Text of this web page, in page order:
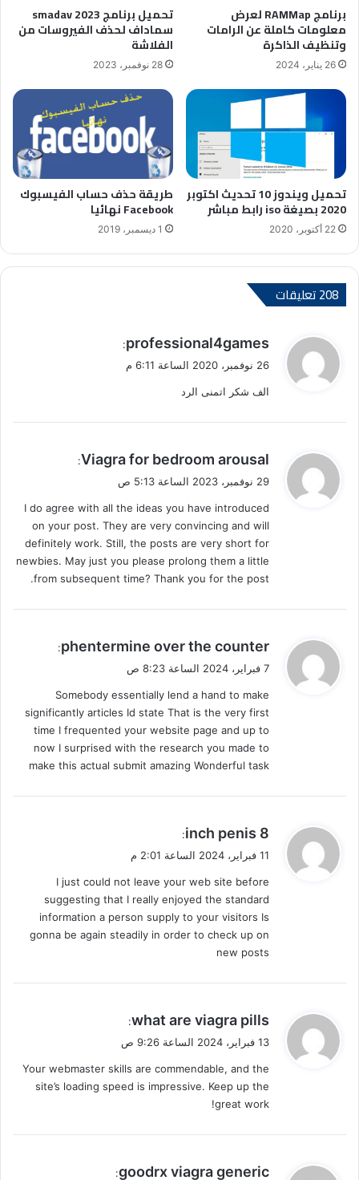
برنامج RAMMap لعرض
معلومات كاملة عن الرامات
وتنظيف الذاكرة
26 يناير، 2024
تحميل برنامج smadav 2023
سماداف لحذف الفيروسات من
الفلاشة
28 نوفمبر، 2023
تحميل ويندوز 10 تحديث اكتوبر
2020 بصيغة iso رابط مباشر
22 أكتوبر، 2020
طريقة حذف حساب الفيسبوك
Facebook نهائيا
1 ديسمبر، 2019
‫208 تعليقات
ي
ق
ل
professional4games
:
26 نوفمبر، 2020 الساعة 6:11 م
الف شكر اتمنى الرد
ي
ق
ل
Viagra for bedroom arousal
:
29 نوفمبر، 2023 الساعة 5:13 ص
I do agree with all the ideas you have introduced
on your post. They are very convincing and will
definitely work. Still, the posts are very short for
newbies. May just you please prolong them a little
from subsequent time? Thank you for the post.
ي
ق
ل
phentermine over the counter
:
7 فبراير، 2024 الساعة 8:23 ص
Somebody essentially lend a hand to make
significantly articles Id state That is the very first
time I frequented your website page and up to
now I surprised with the research you made to
make this actual submit amazing Wonderful task
ي
ق
ل
8 inch penis
:
11 فبراير، 2024 الساعة 2:01 م
I just could not leave your web site before
suggesting that I really enjoyed the standard
information a person supply to your visitors Is
gonna be again steadily in order to check up on
new posts
ي
ق
ل
what are viagra pills
:
13 فبراير، 2024 الساعة 9:26 ص
Your webmaster skills are commendable, and the
site’s loading speed is impressive. Keep up the
great work!
يgoodrx viagra generic
: